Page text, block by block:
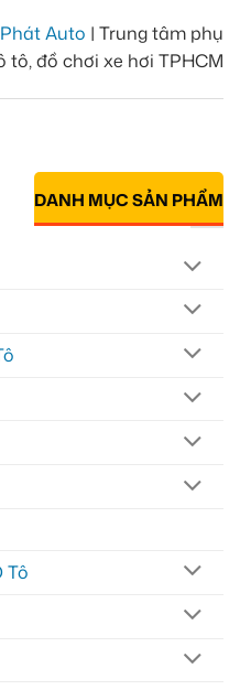
Auto | Trung tâm phụ
tô, đồ chơi xe hơi TPHCM
DANH MỤC SẢN PHẨM
Tô